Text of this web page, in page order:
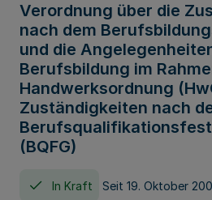
Verordnung über die
nach dem
und die
Berufsbildung im
Handwerksordnung
Zuständigkeiten nach
(BQFG)
In Kraft Seit 19. Oktober